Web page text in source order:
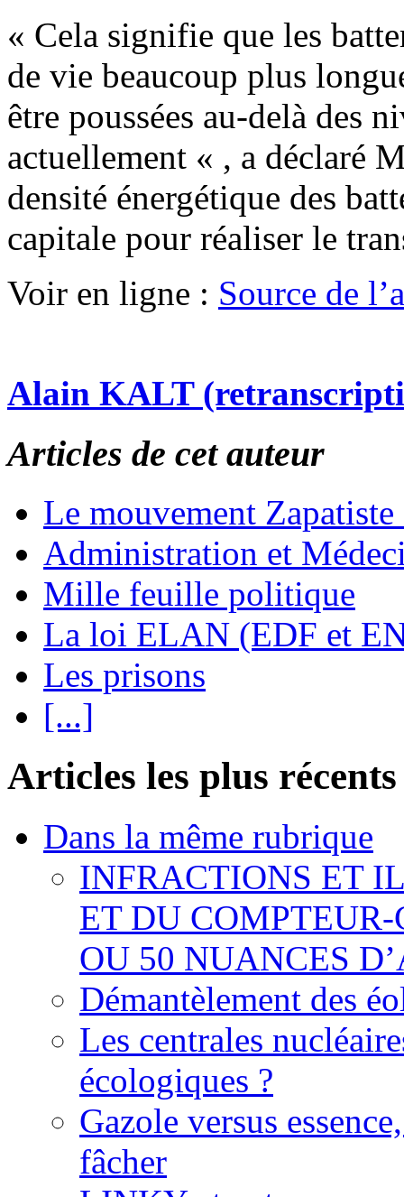
« Cela signifie que les
de vie beaucoup plus
être poussées au-delà des
actuellement « , a déclaré
densité énergétique des
capitale pour réaliser le
Voir en ligne : Source de
Alain KALT
Articles de cet auteur
Le mouvement
Administration et
Mille feuille politique
La loi ELAN (EDF et
Les prisons
[...]
Articles les plus récents
Dans la même rubrique
INFRACTIONS ET
ET DU
OU 50 NUANCES
Démantèlement des
Les centrales
écologiques ?
Gazole versus
fâcher